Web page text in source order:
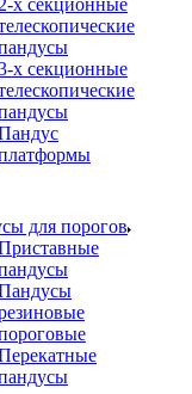
2-х секционные
х секционные
для порогов